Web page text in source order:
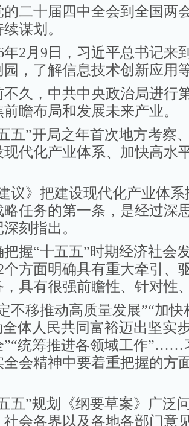
十届四中全会到全国两
谋划。
月9日，习近平总书记来
园，了解信息技术创新应用
，中共中央政治局进行
瞻布局和发展未来产业。
”开局之年首次地方考察
现代化产业体系、加快高水
》把建设现代化产业体系
略任务的第一条，是经过深
刻指出。
“十五五”时期经济社会
个方面明确具有重大牵引、
，具有很强前瞻性、针对性
移推动高质量发展”“加快
全体人民共同富裕迈出坚实
”“统筹推进各领域工作”……
全会精神中要着重把握的方
”规划《纲要草案》广泛
社会各界以及各地各部门意